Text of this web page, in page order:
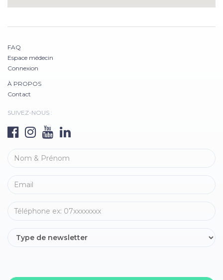
FAQ
Espace médecin
Connexion
À PROPOS
Contact
SUIVEZ-NOUS :